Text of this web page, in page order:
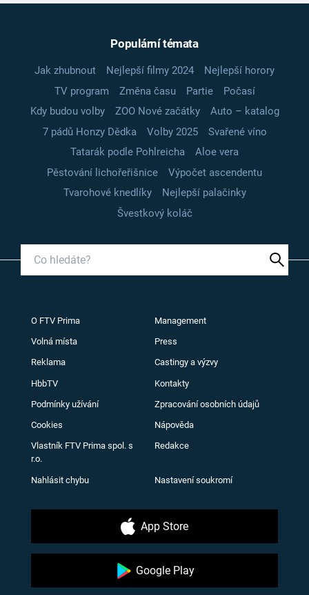
Populární témata
Jak zhubnout Nejlepší filmy 2024
Nejlepší horory
TV program
Změna času Partie
Počasí
Kdy budou volby
ZOO Nové začátky
Auto – katalog
7 pádů Honzy Dědka
Volby 2025
Svařené víno
Tatarák podle Pohlreicha
Aloe vera
Pěstování lichořeřišnice
Výpočet ascendentu
Tvarohové knedlíky
Nejlepší palačinky
Švestkový koláč
O FTV Prima Management
Volná místa Press
Reklama Castingy a výzvy
HbbTV Kontakty
Podmínky užívání Zpracování osobních údajů
Cookies Nápověda
Vlastník FTV Prima spol. s
r.o.
Redakce
Nahlásit chybu Nastavení soukromí
App Store
Google Play